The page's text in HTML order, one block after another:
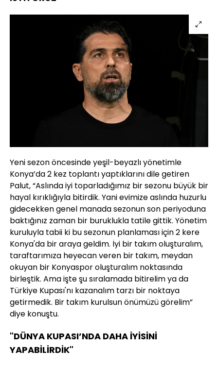
Yeni sezon öncesinde yeşil-beyazlı yönetimle
Konya’da 2 kez toplantı yaptıklarını dile getiren
Palut, “Aslında iyi toparladığımız bir sezonu büyük bir
hayal kırıklığıyla bitirdik. Yani evimize aslında huzurlu
gidecekken genel manada sezonun son periyoduna
baktığınız zaman bir buruklukla tatile gittik. Yönetim
kuruluyla tabii ki bu sezonun planlaması için 2 kere
Konya'da bir araya geldim. İyi bir takım oluşturalım,
taraftarımıza heyecan veren bir takım, meydan
okuyan bir Konyaspor oluşturalım noktasında
birleştik. Ama işte şu sıralamada bitirelim ya da
Türkiye Kupası'nı kazanalım tarzı bir noktaya
getirmedik. Bir takım kurulsun önümüzü görelim”
diye konuştu.
"DÜNYA KUPASI’NDA DAHA İYİSİNİ
YAPABİLİRDİK"